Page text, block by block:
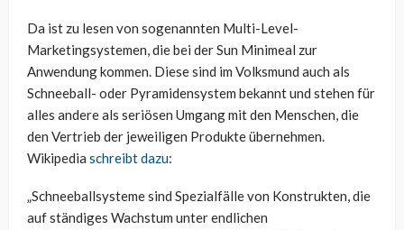
Da ist zu lesen von sogenannten Multi-Level-
Marketingsystemen, die bei der Sun Minimeal zur
Anwendung kommen. Diese sind im Volksmund auch als
Schneeball- oder Pyramidensystem bekannt und stehen für
alles andere als seriösen Umgang mit den Menschen, die
den Vertrieb der jeweiligen Produkte übernehmen.
Wikipedia schreibt dazu:
„Schneeballsysteme sind Spezialfälle von Konstrukten, die
auf ständiges Wachstum unter endlichen